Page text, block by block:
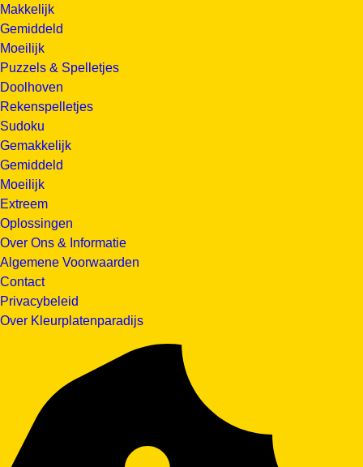
Makkelijk
Gemiddeld
Moeilijk
Puzzels & Spelletjes
Doolhoven
Rekenspelletjes
Sudoku
Gemakkelijk
Gemiddeld
Moeilijk
Extreem
Oplossingen
Over Ons & Informatie
Algemene Voorwaarden
Contact
Privacybeleid
Over Kleurplatenparadijs